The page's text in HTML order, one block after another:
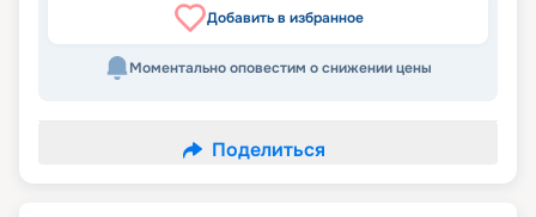
Добавить в избранное
Моментально оповестим о снижении цены
Поделиться